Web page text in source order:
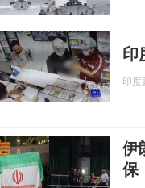
印
印度
伊
保